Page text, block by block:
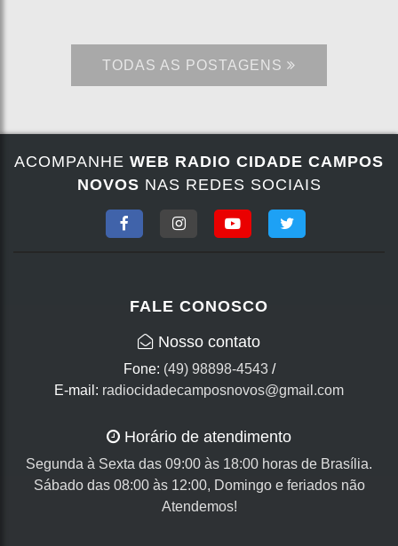
TODAS AS POSTAGENS
ACOMPANHE WEB RADIO CIDADE CAMPOS
NOVOS NAS REDES SOCIAIS
FALE CONOSCO
Nosso contato
Fone: (49) 98898-4543/
E-mail: radiocidadecamposnovos@gmail.com
Horário de atendimento
Segunda à Sexta das 09:00 às 18:00 horas de Brasília.
Sábado das 08:00 às 12:00, Domingo e feriados não
Atendemos!